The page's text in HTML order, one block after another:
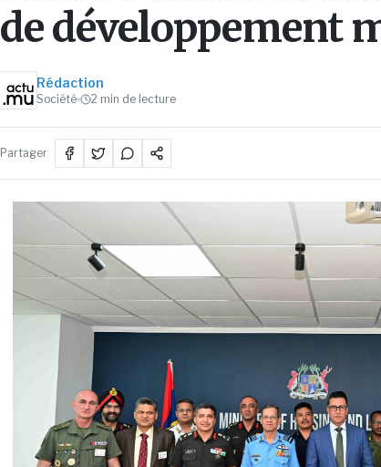
de développement
Rédaction
Société 2 min de lecture
Partager